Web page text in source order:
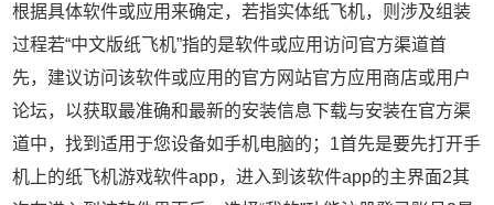
根据具体软件或应用来确定，若指实体纸飞机，则涉及组装
过程若“中文版纸飞机”指的是软件或应用访问官方渠道首
先，建议访问该软件或应用的官方网站官方应用商店或用户
论坛，以获取最准确和最新的安装信息下载与安装在官方渠
道中，找到适用于您设备如手机电脑的；1首先是要先打开手
机上的纸飞机游戏软件app，进入到该软件app的主界面2其